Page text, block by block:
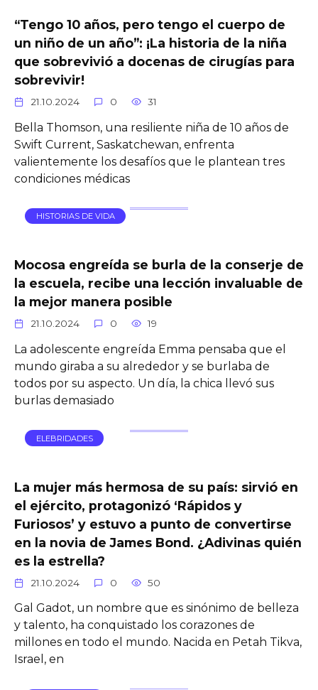
“Tengo 10 años, pero tengo el cuerpo de
un niño de un año”: ¡La historia de la niña
que sobrevivió a docenas de cirugías para
sobrevivir!
21.10.2024 0 31
Bella Thomson, una resiliente niña de 10 años de
Swift Current, Saskatchewan, enfrenta
valientemente los desafíos que le plantean tres
condiciones médicas
HISTORIAS DE VIDA
Mocosa engreída se burla de la conserje de
la escuela, recibe una lección invaluable de
la mejor manera posible
21.10.2024 0 19
La adolescente engreída Emma pensaba que el
mundo giraba a su alrededor y se burlaba de
todos por su aspecto. Un día, la chica llevó sus
burlas demasiado
ELEBRIDADES
La mujer más hermosa de su país: sirvió en
el ejército, protagonizó ‘Rápidos y
Furiosos’ y estuvo a punto de convertirse
en la novia de James Bond. ¿Adivinas quién
es la estrella?
21.10.2024 0 50
Gal Gadot, un nombre que es sinónimo de belleza
y talento, ha conquistado los corazones de
millones en todo el mundo. Nacida en Petah Tikva,
Israel, en